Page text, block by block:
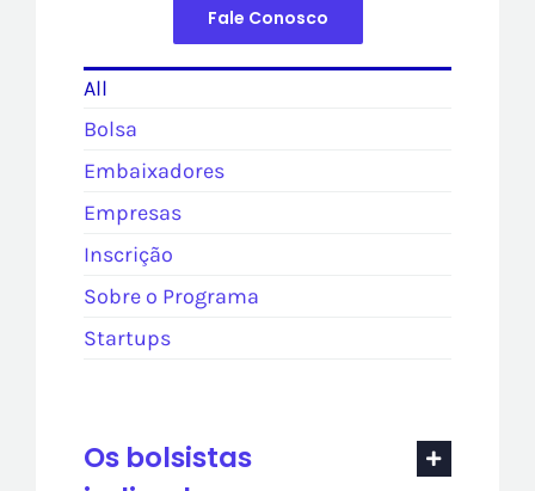
Fale Conosco
All
Bolsa
Embaixadores
Empresas
Inscrição
Sobre o Programa
Startups
Os bolsistas